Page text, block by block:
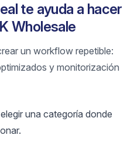
te ayuda a hacer
Wholesale
un workflow repetible:
y monitorización
una categoría donde